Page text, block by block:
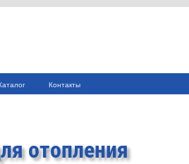
Контакты
отопления